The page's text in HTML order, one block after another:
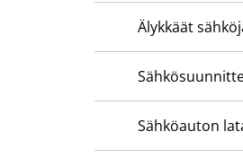
Älykkäät
Sähköauton